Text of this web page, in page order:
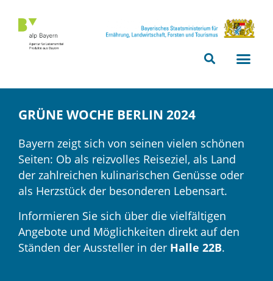
beachten
Seite
Zugänglichkeitssystem
GRÜNE WOCHE BERLIN 2024
Bayern zeigt sich von seinen vielen schönen
Seiten: Ob als reizvolles Reiseziel, als Land
der zahlreichen kulinarischen Genüsse oder
als Herzstück der besonderen Lebensart.
Informieren Sie sich über die vielfältigen
Angebote und Möglichkeiten direkt auf den
Ständen der Aussteller in der Halle 22B.